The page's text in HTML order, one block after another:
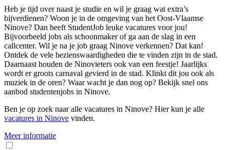
Heb je tijd over naast je studie en wil je graag wat extra’s
bijverdienen? Woon je in de omgeving van het Oost-Vlaamse
Ninove? Dan heeft StudentJob leuke vacatures voor jou!
Bijvoorbeeld jobs als schoonmaker of ga aan de slag in een
callcenter. Wil je na je job graag Ninove verkennen? Dat kan!
Ontdek de vele bezienswaardigheden die te vinden zijn in de stad.
Daarnaast houden de Ninovieters ook van een feestje! Jaarlijks
wordt er groots carnaval gevierd in de stad. Klinkt dit jou ook als
muziek in de oren? Waar wacht je dan nog op? Bekijk snel ons
aanbod studentenjobs in Ninove.
Ben je op zoek naar alle vacatures in Ninove? Hier kun je alle
vacatures in Ninove vinden.
Meer informatie